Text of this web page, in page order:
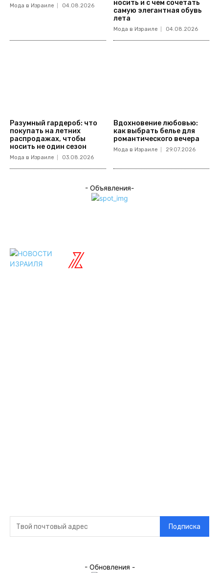
Мода в Израиле 04.08.2026
носить и с чем сочетать
самую элегантная обувь
лета
Мода в Израиле 04.08.2026
Разумный гардероб: что
покупать на летних
распродажах, чтобы
носить не один сезон
Мода в Израиле 03.08.2026
Вдохновение любовью:
как выбрать белье для
романтического вечера
Мода в Израиле 29.07.2026
- Объявления-
Подписка
- Обновления -